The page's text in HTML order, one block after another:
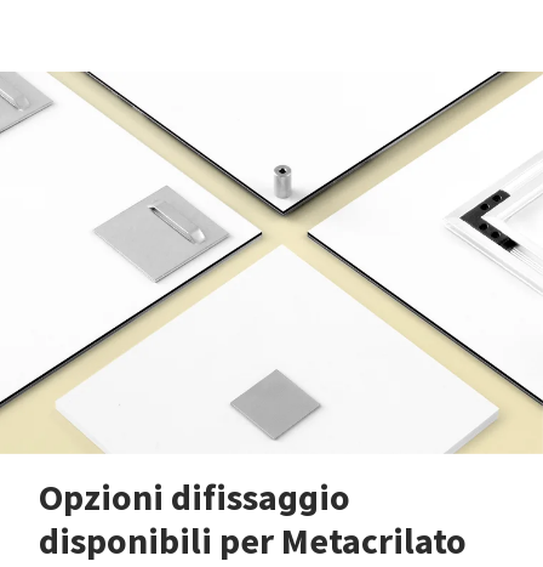
Opzioni difissaggio
disponibili per Metacrilato